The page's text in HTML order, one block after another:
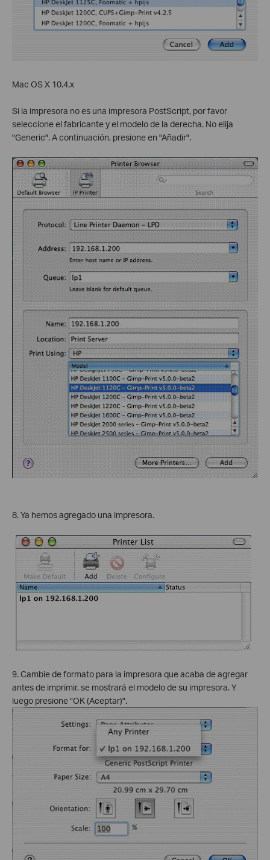
Mac OS X 10.4.x
Si la impresora no es una impresora PostScript, por favor
seleccione el fabricante y el modelo de la derecha. No elija
"Generic". A continuación, presione en "Añadir".
8. Ya hemos agregado una impresora.
9. Cambie de formato para la impresora que acaba de agregar
antes de imprimir, se mostrará el modelo de su impresora. Y
luego presione "OK (Aceptar)".